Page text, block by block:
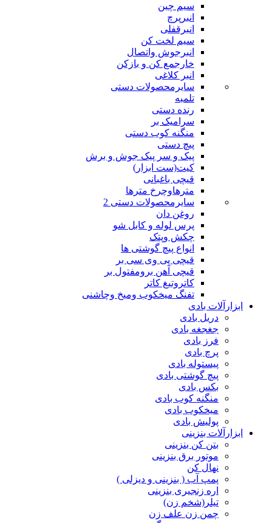
سیم چین
انبرپرچ
انبرقفلی
سیم لخت کن
انبرجوش واتصال
خارجمع کن و بازکن
انبر کلاغی
سایرمحصولات دستی
تلمبه
رنده دستی
سرامیک بر
منگنه کوب دستی
پیچ دستی
پیک و سر پیک جوش و برش
کیت(ست ابزار)
قیچی باغبانی
مترهاوچرخ مترها
سایرمحصولات دستی 2
روغن دان
پرس لوله و کابل شو
چکش وپتک
انواع پیچ گوشتی ها
قیچی پی وی سی بر
قیچی آهن برومفتول بر
کاتروتیغ کاتر
تفنگ میخکوب ومیخ وچاشنی
ابزارآلات بادی
دریل بادی
جغجغه بادی
فرز بادی
پرچ بادی
پیستوله بادی
پیچ گوشتی بادی
بکس بادی
منگنه کوب بادی
میخکوب بادی
پولیش بادی
ابزارآلات بنزینی
بتن کن بنزینی
موتور برق بنزینی
نهال کن
پمپ آب ( بنزینی و دیزلی )
اره زنجیری بنزینی
تیلر(شخم زن)
چمن زن علف زن